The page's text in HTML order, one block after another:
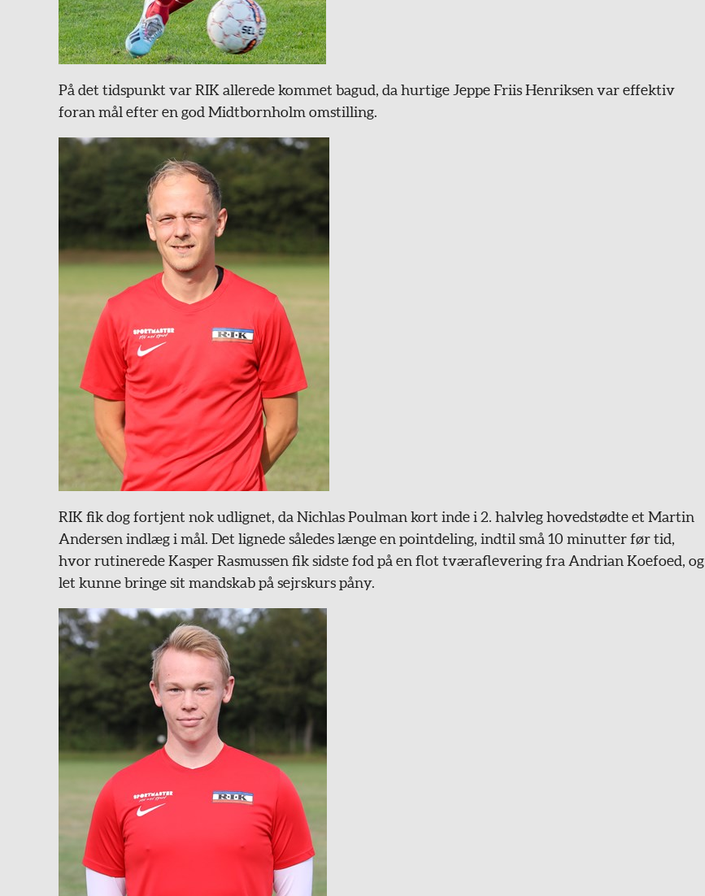
På det tidspunkt var RIK allerede kommet bagud, da hurtige Jeppe Friis Henriksen var effektiv
foran mål efter en god Midtbornholm omstilling.
RIK fik dog fortjent nok udlignet, da Nichlas Poulman kort inde i 2. halvleg hovedstødte et Martin
Andersen indlæg i mål. Det lignede således længe en pointdeling, indtil små 10 minutter før tid,
hvor rutinerede Kasper Rasmussen fik sidste fod på en flot tværaflevering fra Andrian Koefoed, og
let kunne bringe sit mandskab på sejrskurs påny.